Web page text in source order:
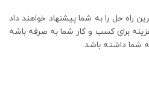
راه حل را به شما پیشنهاد خواهند داد
برای کسب و کار شما به صرفه باشه
شما داشته باشد.